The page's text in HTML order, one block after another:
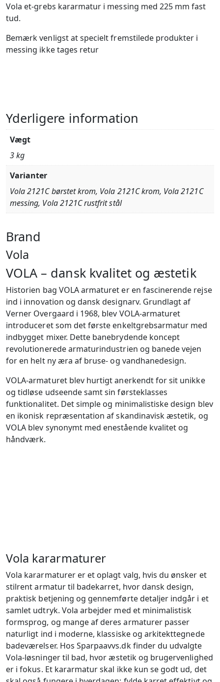
Vola et-grebs kararmatur i messing med 225 mm fast
tud.
Bemærk venligst at specielt fremstilede produkter i
messing ikke tages retur
Yderligere information
Vægt
3 kg
Varianter
Vola 2121C børstet krom, Vola 2121C krom, Vola 2121C
messing, Vola 2121C rustfrit stål
Brand
Vola
VOLA – dansk kvalitet og æstetik
Historien bag VOLA armaturet er en fascinerende rejse
ind i innovation og dansk designarv. Grundlagt af
Verner Overgaard i 1968, blev VOLA-armaturet
introduceret som det første enkeltgrebsarmatur med
indbygget mixer. Dette banebrydende koncept
revolutionerede armaturindustrien og banede vejen
for en helt ny æra af bruse- og vandhanedesign.
VOLA-armaturet blev hurtigt anerkendt for sit unikke
og tidløse udseende samt sin førsteklasses
funktionalitet. Det simple og minimalistiske design blev
en ikonisk repræsentation af skandinavisk æstetik, og
VOLA blev synonymt med enestående kvalitet og
håndværk.
Vola kararmaturer
Vola kararmaturer er et oplagt valg, hvis du ønsker et
stilrent armatur til badekarret, hvor dansk design,
praktisk betjening og gennemførte detaljer indgår i et
samlet udtryk. Vola arbejder med et minimalistisk
formsprog, og mange af deres armaturer passer
naturligt ind i moderne, klassiske og arkitekttegnede
badeværelser. Hos Sparpaavvs.dk finder du udvalgte
Vola-løsninger til bad, hvor æstetik og brugervenlighed
er i fokus. Et kararmatur skal ikke kun se godt ud, det